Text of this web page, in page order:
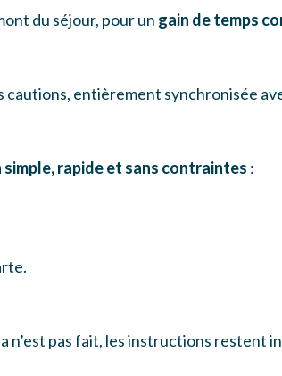
du séjour, pour un gain de temps
cautions, entièrement synchronisée
rapide et sans contraintes :
n’est pas fait, les instructions restent